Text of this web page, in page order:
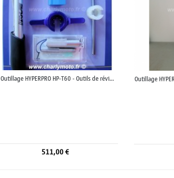
Outillage HYPERPRO HP-T60 - Outils de révi...
511,00 €
Outillage